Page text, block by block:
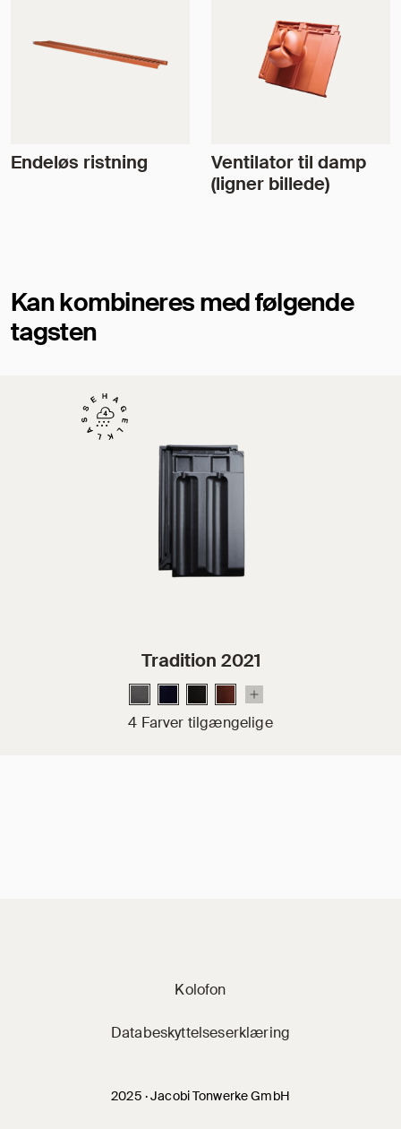
Endeløs ristning
Ventilator til damp
(ligner billede)
Kan kombineres med følgende
tagsten
Tradition 2021
4 Farver tilgængelige
2025 · Jacobi Tonwerke GmbH
Kolofon
Databeskyttelseserklæring